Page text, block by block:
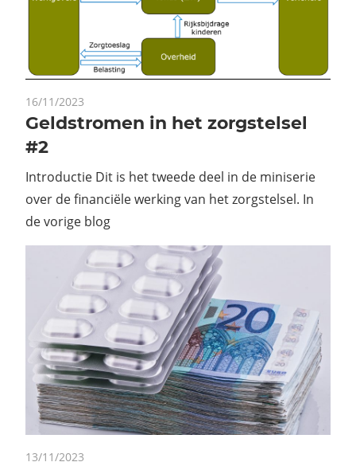
16/11/2023
Geldstromen in het zorgstelsel
#2
Introductie Dit is het tweede deel in de miniserie
over de financiële werking van het zorgstelsel. In
de vorige blog
13/11/2023